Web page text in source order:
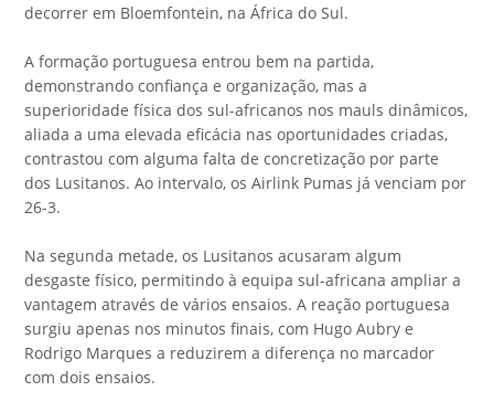
decorrer em Bloemfontein, na África do Sul.
A formação portuguesa entrou bem na partida,
demonstrando confiança e organização, mas a
superioridade física dos sul-africanos nos mauls dinâmicos,
aliada a uma elevada eficácia nas oportunidades criadas,
contrastou com alguma falta de concretização por parte
dos Lusitanos. Ao intervalo, os Airlink Pumas já venciam por
26-3.
Na segunda metade, os Lusitanos acusaram algum
desgaste físico, permitindo à equipa sul-africana ampliar a
vantagem através de vários ensaios. A reação portuguesa
surgiu apenas nos minutos finais, com Hugo Aubry e
Rodrigo Marques a reduzirem a diferença no marcador
com dois ensaios.